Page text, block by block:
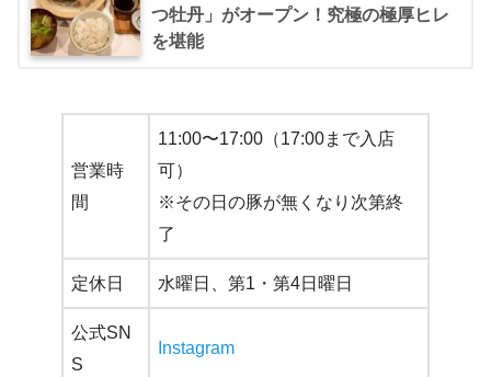
つ牡丹」がオープン！究極の極厚ヒレ
を堪能
営業時
間
11:00〜17:00（17:00まで入店
可）
※その日の豚が無くなり次第終
了
定休日 水曜日、第1・第4日曜日
公式SN
S
Instagram